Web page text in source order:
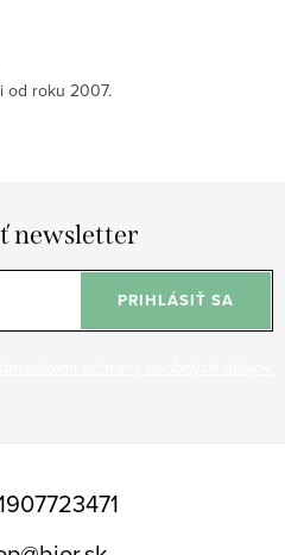
od roku 2007.
newsletter
PRIHLÁSIŤ SA